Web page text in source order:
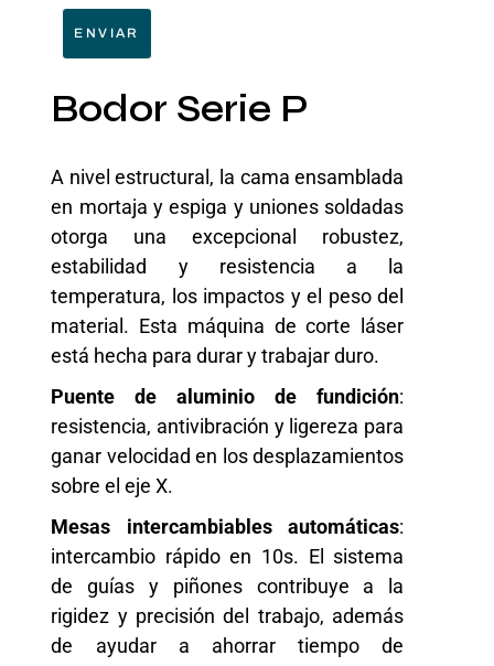
ENVIAR
Bodor Serie P
A nivel estructural, la cama ensamblada
en mortaja y espiga y uniones soldadas
otorga una excepcional robustez,
estabilidad y resistencia a la
temperatura, los impactos y el peso del
material. Esta máquina de corte láser
está hecha para durar y trabajar duro.
Puente de aluminio de fundición:
resistencia, antivibración y ligereza para
ganar velocidad en los desplazamientos
sobre el eje X.
Mesas intercambiables automáticas:
intercambio rápido en 10s. El sistema
de guías y piñones contribuye a la
rigidez y precisión del trabajo, además
de ayudar a ahorrar tiempo de